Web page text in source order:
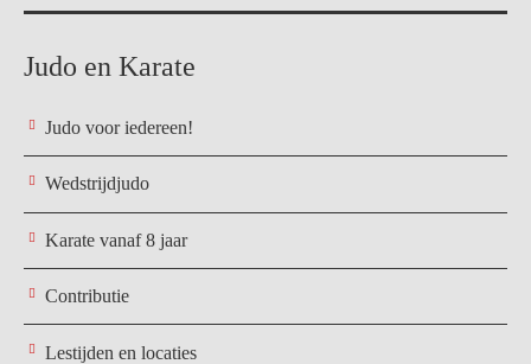
Judo en Karate
Judo voor iedereen!
Wedstrijdjudo
Karate vanaf 8 jaar
Contributie
Lestijden en locaties